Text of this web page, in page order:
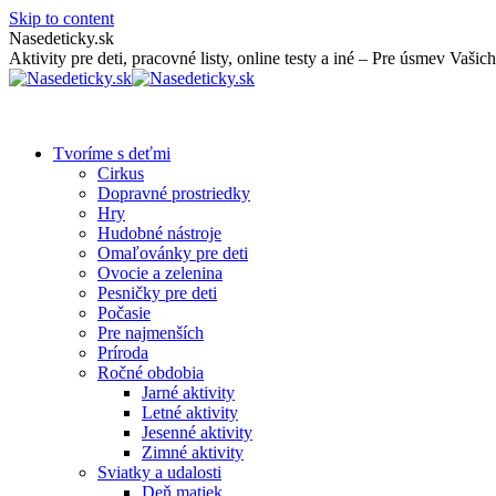
Skip to content
Nasedeticky.sk
Aktivity pre deti, pracovné listy, online testy a iné – Pre úsmev
Tvoríme s deťmi
Cirkus
Dopravné prostriedky
Hry
Hudobné nástroje
Omaľovánky pre deti
Ovocie a zelenina
Pesničky pre deti
Počasie
Pre najmenších
Príroda
Ročné obdobia
Jarné aktivity
Letné aktivity
Jesenné aktivity
Zimné aktivity
Sviatky a udalosti
Deň matiek